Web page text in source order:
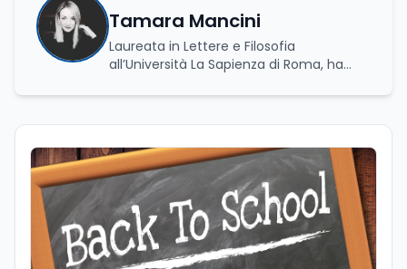
Tamara Mancini
Laureata in Lettere e Filosofia
all’Università La Sapienza di Roma, ha
e Relazioni Internazionali e una laurea
editor. La formazione umanistica ha
contribuito a sviluppare il suo interesse
per la scrittura, l’analisi dei testi e la
divulgazione, competenze che oggi
applica nel lavoro giornalistico e nella
produzione di contenuti. Il suo percorso
di studi si è concentrato sulle dinamiche